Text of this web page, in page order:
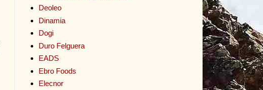
Deoleo
Dinamia
Dogi
Duro Felguera
EADS
Ebro Foods
Elecnor